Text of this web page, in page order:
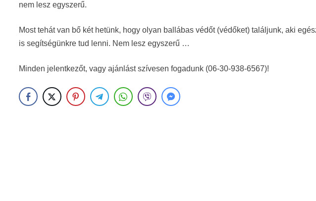
nem lesz egyszerű.
Most tehát van bő két hetünk, hogy olyan ballábas védőt (védőket) találjunk, aki
is segítségünkre tud lenni. Nem lesz egyszerű …
Minden jelentkezőt, vagy ajánlást szívesen fogadunk (06-30-938-6567)!